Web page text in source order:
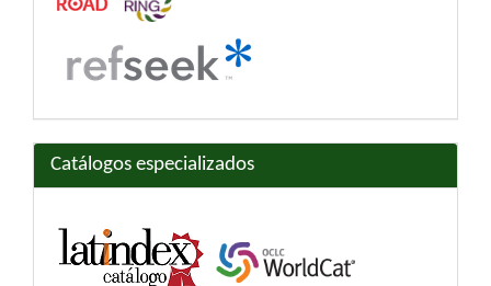
Catálogos especializados